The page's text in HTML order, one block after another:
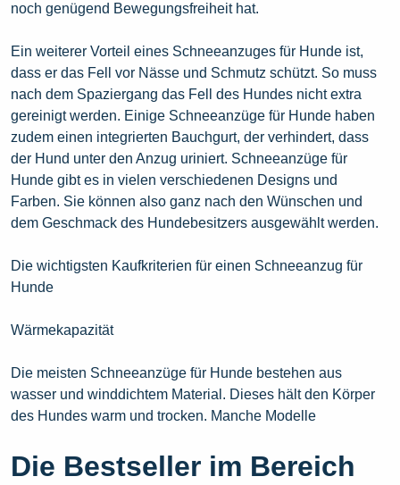
noch genügend Bewegungsfreiheit hat.
Ein weiterer Vorteil eines Schneeanzuges für Hunde ist,
dass er das Fell vor Nässe und Schmutz schützt. So muss
nach dem Spaziergang das Fell des Hundes nicht extra
gereinigt werden. Einige Schneeanzüge für Hunde haben
zudem einen integrierten Bauchgurt, der verhindert, dass
der Hund unter den Anzug uriniert. Schneeanzüge für
Hunde gibt es in vielen verschiedenen Designs und
Farben. Sie können also ganz nach den Wünschen und
dem Geschmack des Hundebesitzers ausgewählt werden.
Die wichtigsten Kaufkriterien für einen Schneeanzug für
Hunde
Wärmekapazität
Die meisten Schneeanzüge für Hunde bestehen aus
wasser und winddichtem Material. Dieses hält den Körper
des Hundes warm und trocken. Manche Modelle
Die Bestseller im Bereich